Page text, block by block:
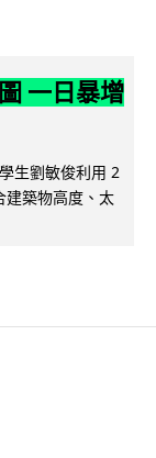
一日暴增
生劉敏俊利用 2
建築物高度、太